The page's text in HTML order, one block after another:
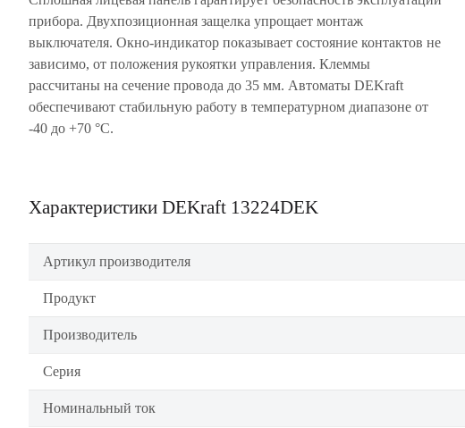
прибора. Двухпозиционная защелка упрощает монтаж
выключателя. Окно-индикатор показывает состояние контактов не
зависимо, от положения рукоятки управления. Клеммы
рассчитаны на сечение провода до 35 мм. Автоматы DEKraft
обеспечивают стабильную работу в температурном диапазоне от
-40 до +70 °С.
Характеристики DEKraft 13224DEK
Артикул производителя
Продукт
Производитель
Серия
Номинальный ток